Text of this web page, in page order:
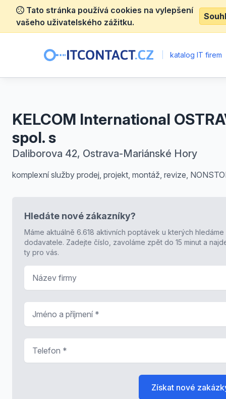
Tato stránka používá cookies na vylepšení
vašeho uživatelského zážitku.
katalog IT firem
KELCOM International
spol. s
Daliborova 42, Ostrava-Mariánské Hory
komplexní služby prodej, projekt, montáž, revize,
Hledáte nové zákazníky?
Máme aktuálně 6.618 aktivních poptávek u kterých hledáme
dodavatele. Zadejte číslo, zavoláme zpět do 15 minut a
ty pro vás.
Získat nové